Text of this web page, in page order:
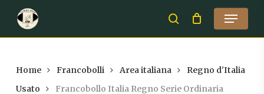
main
search
Menu
Home Francobolli Area italiana
Regno d'Italia
Usato
Francobollo Italia Regno Serie Ordinaria
Close